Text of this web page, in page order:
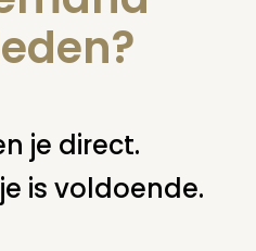
begraven kist of ander
kist
je direct.
is voldoende.